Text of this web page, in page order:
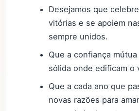
Desejamos que
vitórias e se apoiem
sempre unidos.
Que a confiança
sólida onde edificam o
Que a cada ano que
novas razões para